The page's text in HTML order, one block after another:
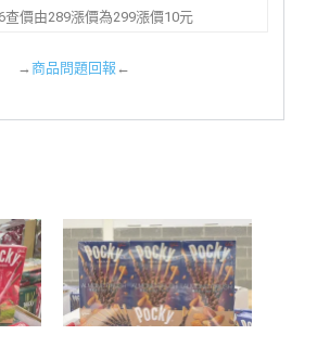
查價由289漲價為299漲價10元
→ 商品問題回報 ←